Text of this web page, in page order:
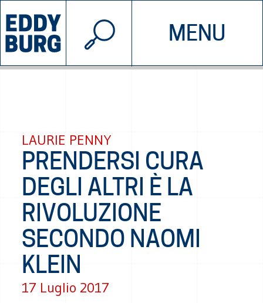
MENU
INIZIATIVE CHI SIAMO
© 2026 EDDYBURG
LAURIE PENNY
PRENDERSI CURA
DEGLI ALTRI È LA
RIVOLUZIONE
SECONDO NAOMI
KLEIN
17 Luglio 2017